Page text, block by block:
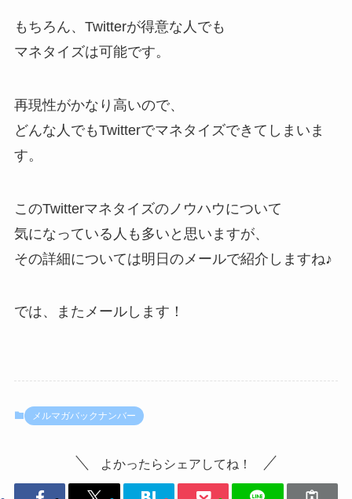
もちろん、Twitterが得意な人でも
マネタイズは可能です。
再現性がかなり高いので、
どんな人でもTwitterでマネタイズできてしまいま
す。
このTwitterマネタイズのノウハウについて
気になっている人も多いと思いますが、
その詳細については明日のメールで紹介しますね♪
では、またメールします！
メルマガバックナンバー
よかったらシェアしてね！